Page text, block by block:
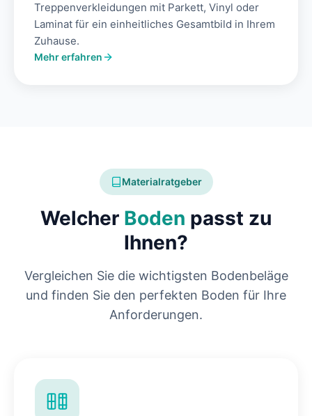
Treppenverkleidungen mit Parkett, Vinyl oder
Laminat für ein einheitliches Gesamtbild in Ihrem
Zuhause.
Mehr erfahren
Materialratgeber
Welcher Boden passt zu
Ihnen?
Vergleichen Sie die wichtigsten Bodenbeläge
und finden Sie den perfekten Boden für Ihre
Anforderungen.